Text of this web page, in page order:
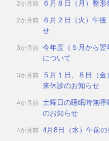
2か月前 ６月８日（月）整
2か月前
６月２日（火）午
せ
3か月前 今年度（５月から
について
3か月前
５月１日、８日（
来休診のお知らせ
4か月前
土曜日の睡眠時無
のお知らせ
4か月前 4月8日（水）午前